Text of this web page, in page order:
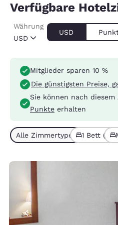
Verfügbare
USD
Währung
USD
Mitglieder sparen 10 %
Die günstigsten Preise,
Sie können nach
Punkte erhalten
Alle Zimmertypen (4)1 Bett (3)